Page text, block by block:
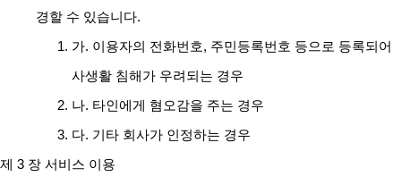
경할 수 있습니다.
가. 이용자의 전화번호, 주민등록번호 등으로 등록되어
사생활 침해가 우려되는 경우
나. 타인에게 혐오감을 주는 경우
다. 기타 회사가 인정하는 경우
제 3 장 서비스 이용